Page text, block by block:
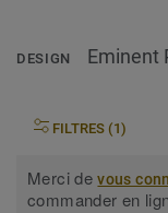
DESIGN Eminent
FILTRES (1)
Merci devous
commander en